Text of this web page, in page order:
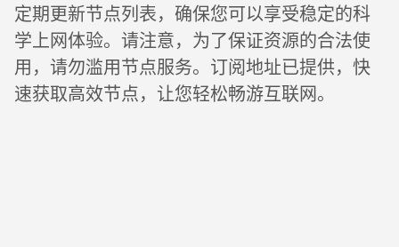
定期更新节点列表，确保您可以享受稳定的科
学上网体验。请注意，为了保证资源的合法使
用，请勿滥用节点服务。订阅地址已提供，快
速获取高效节点，让您轻松畅游互联网。